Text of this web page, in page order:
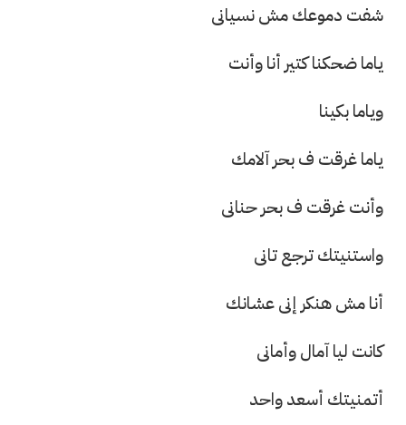
شفت دموعك مش نسيانى
ياما ضحكنا كتير أنا وأنت
وياما بكينا
ياما غرقت ف بحر آلامك
وأنت غرقت ف بحر حنانى
واستنيتك ترجع تانى
أنا مش هنكر إنى عشانك
كانت ليا آمال وأمانى
أتمنيتك أسعد واحد